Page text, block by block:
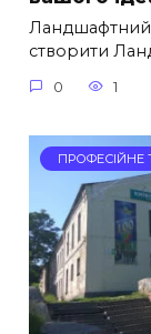
Ландшафтний
створити
0 1
ПРОФЕСІЙНЕ